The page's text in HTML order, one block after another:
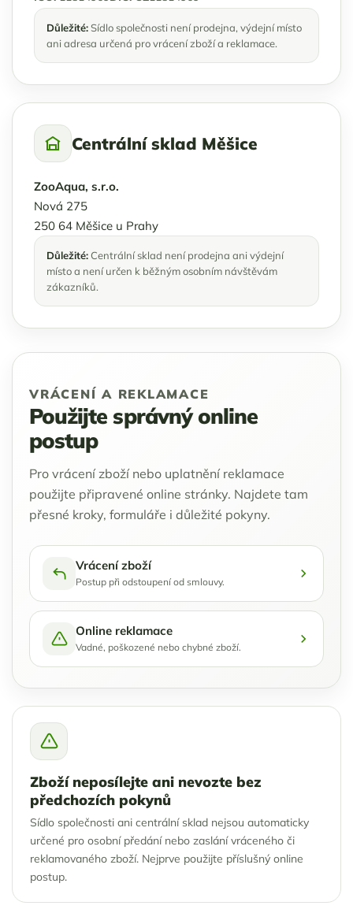
Důležité:Sídlo společnosti není prodejna, výdejní místo
ani adresa určená pro vrácení zboží a reklamace.
Centrální sklad Měšice
ZooAqua, s.r.o.
Nová 275
250 64 Měšice u Prahy
Důležité:Centrální sklad není prodejna ani výdejní
místo a není určen k běžným osobním návštěvám
zákazníků.
VRÁCENÍ A REKLAMACE
Použijte správný online
postup
Pro vrácení zboží nebo uplatnění reklamace
použijte připravené online stránky. Najdete tam
přesné kroky, formuláře i důležité pokyny.
Vrácení zboží
Postup při odstoupení od smlouvy.
Online reklamace
Vadné, poškozené nebo chybné zboží.
Zboží neposílejte ani nevozte bez
předchozích pokynů
Sídlo společnosti ani centrální sklad nejsou automaticky
určené pro osobní předání nebo zaslání vráceného či
reklamovaného zboží. Nejprve použijte příslušný online
postup.